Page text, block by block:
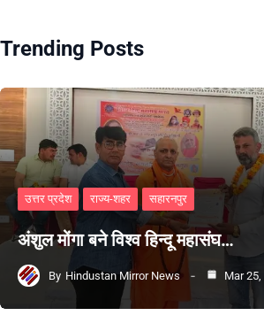
Trending Posts
उत्तर प्रदेश राज्य-शहर सहारनपुर
अंशुल मोंगा बने विश्व हिन्दू महासंघ…
By Hindustan Mirror News Mar